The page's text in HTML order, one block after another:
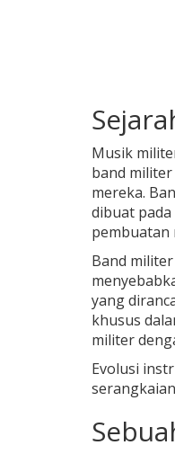
Musik
band
mereka.
dibuat
pembuatan
Band
yang
khusus
militer
Evolusi